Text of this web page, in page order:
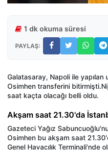
1 dk okuma süresi
PAYLAŞ:
Galatasaray, Napoli ile yapılan
Osimhen transferini bitirmişti.
saat kaçta olacağı belli oldu.
Akşam saat 21.30'da
Gazeteci Yağız
Osimhen bu akşam saat
Genel Havacılık Terminali'nde